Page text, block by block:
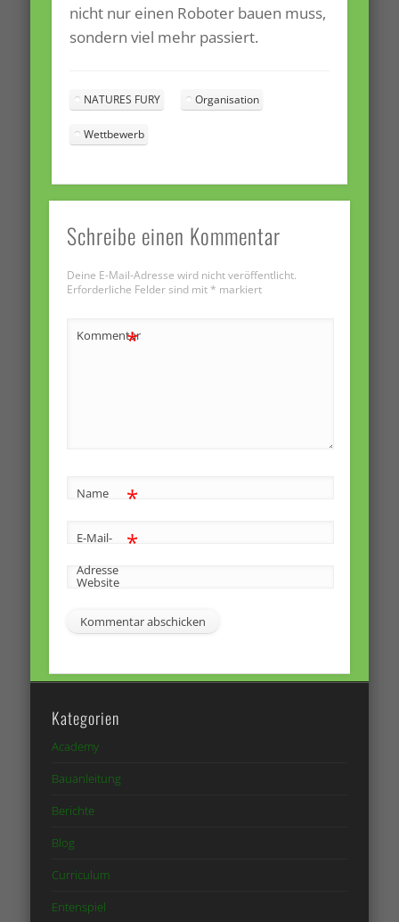
nicht nur einen Roboter bauen muss,
sondern viel mehr passiert.
NATURES FURY Organisation
Wettbewerb
Schreibe einen Kommentar
Deine E-Mail-Adresse wird nicht veröffentlicht.
Erforderliche Felder sind mit * markiert
Kommentar
*
Name *
E-Mail-
Adresse
*
Website
Kategorien
Academy
Bauanleitung
Berichte
Blog
Curriculum
Entenspiel